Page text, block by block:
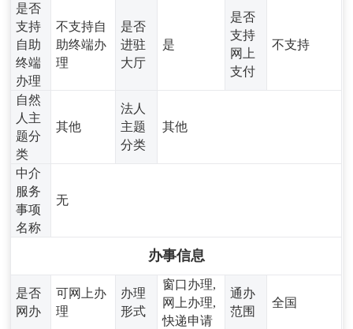
是否
支持
自助
终端
办理
不支持自
助终端办
理
是否
进驻
大厅
是
是否
支持
网上
支付
不支持
自然
人主
题分
类
其他
法人
主题
分类
其他
中介
服务
事项
名称
无
办事信息
是否
网办
可网上办
理
办理
形式
窗口办理,
网上办理,
快递申请
通办
范围
全国